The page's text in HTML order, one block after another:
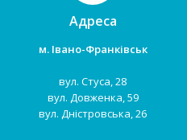
Адреса
м. Івано-Франківськ
вул. Стуса, 28
вул. Довженка, 59
вул. Дністровська, 26